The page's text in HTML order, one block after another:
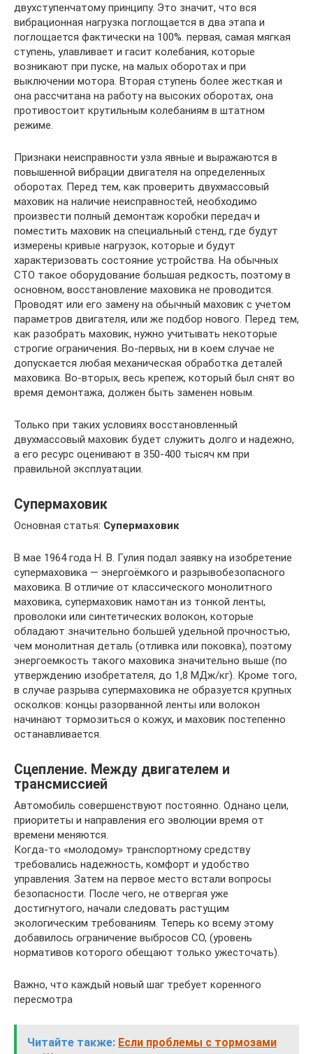
двухступенчатому принципу. Это значит, что вся
вибрационная нагрузка поглощается в два этапа и
поглощается фактически на 100%. первая, самая мягкая
ступень, улавливает и гасит колебания, которые
возникают при пуске, на малых оборотах и при
выключении мотора. Вторая ступень более жесткая и
она рассчитана на работу на высоких оборотах, она
противостоит крутильным колебаниям в штатном
режиме.
Признаки неисправности узла явные и выражаются в
повышенной вибрации двигателя на определенных
оборотах. Перед тем, как проверить двухмассовый
маховик на наличие неисправностей, необходимо
произвести полный демонтаж коробки передач и
поместить маховик на специальный стенд, где будут
измерены кривые нагрузок, которые и будут
характеризовать состояние устройства. На обычных
СТО такое оборудование большая редкость, поэтому в
основном, восстановление маховика не проводится.
Проводят или его замену на обычный маховик с учетом
параметров двигателя, или же подбор нового. Перед тем,
как разобрать маховик, нужно учитывать некоторые
строгие ограничения. Во-первых, ни в коем случае не
допускается любая механическая обработка деталей
маховика. Во-вторых, весь крепеж, который был снят во
время демонтажа, должен быть заменен новым.
Только при таких условиях восстановленный
двухмассовый маховик будет служить долго и надежно,
а его ресурс оценивают в 350-400 тысяч км при
правильной эксплуатации.
Супермаховик
Основная статья: Супермаховик
В мае 1964 года Н. В. Гулия подал заявку на изобретение
супермаховика — энергоёмкого и разрывобезопасного
маховика. В отличие от классического монолитного
маховика, супермаховик намотан из тонкой ленты,
проволоки или синтетических волокон, которые
обладают значительно большей удельной прочностью,
чем монолитная деталь (отливка или поковка), поэтому
энергоемкость такого маховика значительно выше (по
утверждению изобретателя, до 1,8 МДж/кг). Кроме того,
в случае разрыва супермаховика не образуется крупных
осколков: концы разорванной ленты или волокон
начинают тормозиться о кожух, и маховик постепенно
останавливается.
Сцепление. Между двигателем и
трансмиссией
Автомобиль совершенствуют постоянно. Однано цели,
приоритеты и направления его эволюции время от
времени меняются.
Когда-то «молодому» транспортному средству
требовались надежность, комфорт и удобство
управления. Затем на первое место встали вопросы
безопасности. После чего, не отвергая уже
достигнутого, начали следовать растущим
экологическим требованиям. Теперь ко всему этому
добавилось ограничение выбросов СО, (уровень
нормативов которого обещают только ужесточать).
Важно, что каждый новый шаг требует коренного
пересмотра
Читайте также: Если проблемы с тормозами